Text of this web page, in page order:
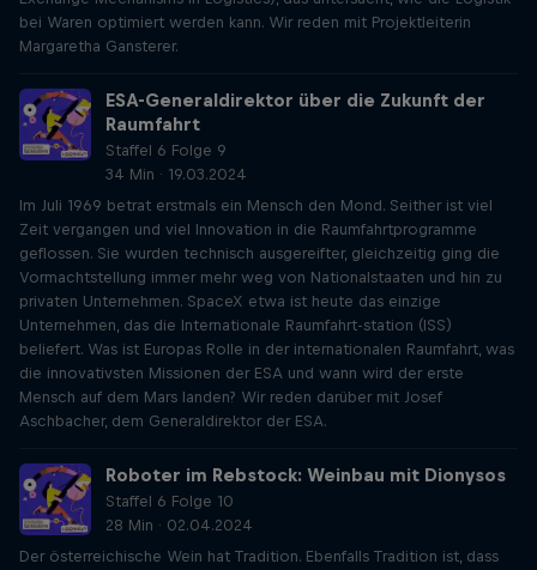
bei Waren optimiert werden kann. Wir reden mit Projektleiterin
Margaretha Gansterer.
ESA-Generaldirektor über die Zukunft der
Raumfahrt
Staffel 6 Folge 9
34 Min · 19.03.2024
Im Juli 1969 betrat erstmals ein Mensch den Mond. Seither ist viel
Zeit vergangen und viel Innovation in die Raumfahrtprogramme
geflossen. Sie wurden technisch ausgereifter, gleichzeitig ging die
Vormachtstellung immer mehr weg von Nationalstaaten und hin zu
privaten Unternehmen. SpaceX etwa ist heute das einzige
Unternehmen, das die Internationale Raumfahrt-station (ISS)
beliefert. Was ist Europas Rolle in der internationalen Raumfahrt, was
die innovativsten Missionen der ESA und wann wird der erste
Mensch auf dem Mars landen? Wir reden darüber mit Josef
Aschbacher, dem Generaldirektor der ESA.
Roboter im Rebstock: Weinbau mit Dionysos
Staffel 6 Folge 10
28 Min · 02.04.2024
Der österreichische Wein hat Tradition. Ebenfalls Tradition ist, dass